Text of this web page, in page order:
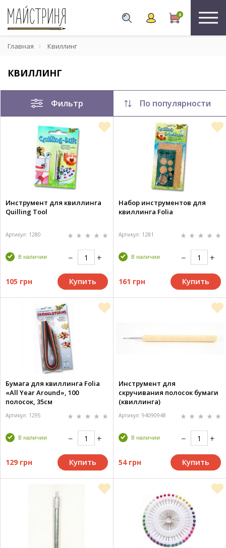
0
Главная Квиллинг
КВИЛЛИНГ
Фильтр По популярности
Инструмент для квиллинга
Quilling Tool
Артикул: 1280
В наличии
105 грн Купить
Набор инструментов для
квиллинга Folia
Артикул: 1281
В наличии
161 грн Купить
Бумага для квиллинга Folia
«All Year Around», 100
полосок, 35см
Артикул: 1295
В наличии
129 грн Купить
Инструмент для
скручивания полосок бумаги
(квиллинга)
Артикул: 94090948
В наличии
54 грн Купить